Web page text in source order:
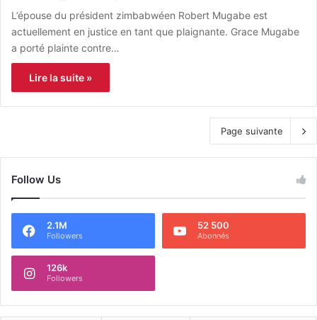
L’épouse du président zimbabwéen Robert Mugabe est
actuellement en justice en tant que plaignante. Grace Mugabe
a porté plainte contre…
Lire la suite »
Page suivante
Follow Us
2.1M
Followers
52 500
Abonnés
126k
Followers